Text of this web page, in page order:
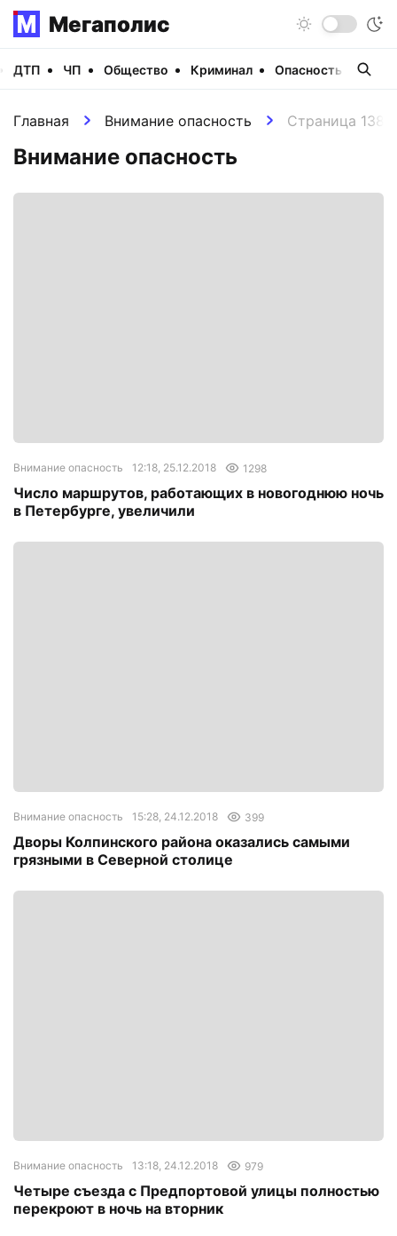
Мегаполис
ДТП ЧП Общество Криминал Опасность
Главная Внимание опасность Страница 138
Внимание опасность
Внимание опасность 12:18, 25.12.2018 1298
Число маршрутов, работающих в новогоднюю ночь
в Петербурге, увеличили
Внимание опасность 15:28, 24.12.2018 399
Дворы Колпинского района оказались самыми
грязными в Северной столице
Внимание опасность 13:18, 24.12.2018 979
Четыре съезда с Предпортовой улицы полностью
перекроют в ночь на вторник